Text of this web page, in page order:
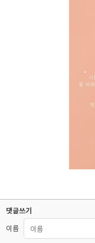
댓글쓰기
이름